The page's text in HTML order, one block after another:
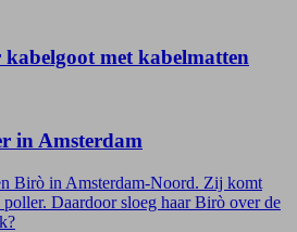
met kabelmatten
in Amsterdam
Birò in Amsterdam-Noord. Zij komt
Daardoor sloeg haar Birò over de